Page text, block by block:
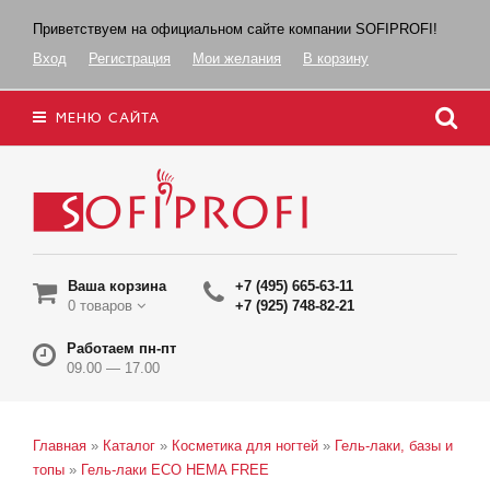
Приветствуем на официальном сайте компании SOFIPROFI!
Вход
Регистрация Мои желания В корзину
МЕНЮ САЙТА
Ваша корзина
0 товаров
+7 (495) 665-63-11
+7 (925) 748-82-21
Работаем пн-пт
09.00 — 17.00
Главная » Каталог » Косметика для ногтей » Гель-лаки, базы и
топы » Гель-лаки ECO HEMA FREE